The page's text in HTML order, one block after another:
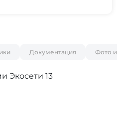
Документация Фото
Экосети 13